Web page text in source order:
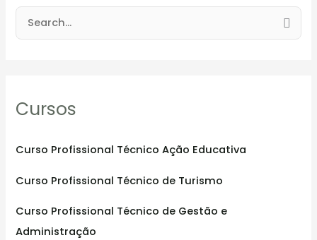
c
f
r
:
Cursos
Curso Profissional Técnico Ação Educativa
Curso Profissional Técnico de Turismo
Curso Profissional Técnico de Gestão e
Administração